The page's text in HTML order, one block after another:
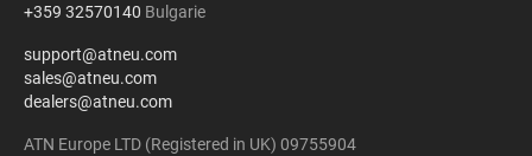
+359 32570140 Bulgarie
support@atneu.com
sales@atneu.com
dealers@atneu.com
ATN Europe LTD (Registered in UK) 09755904